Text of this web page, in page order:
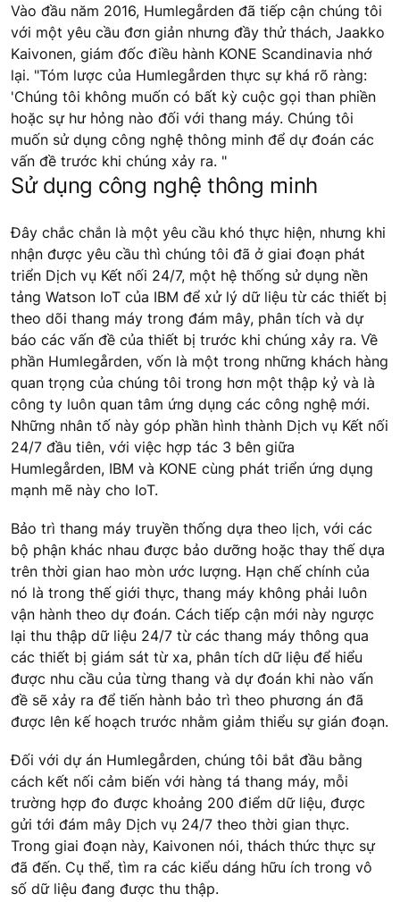
Vào đầu năm 2016, Humlegården đã tiếp cận chúng tôi
với một yêu cầu đơn giản nhưng đầy thử thách, Jaakko
Kaivonen, giám đốc điều hành KONE Scandinavia nhớ
lại. "Tóm lược của Humlegården thực sự khá rõ ràng:
'Chúng tôi không muốn có bất kỳ cuộc gọi than phiền
hoặc sự hư hỏng nào đối với thang máy. Chúng tôi
muốn sử dụng công nghệ thông minh để dự đoán các
vấn đề trước khi chúng xảy ra. "
Sử dụng công nghệ thông minh
Đây chắc chắn là một yêu cầu khó thực hiện, nhưng khi
nhận được yêu cầu thì chúng tôi đã ở giai đoạn phát
triển Dịch vụ Kết nối 24/7, một hệ thống sử dụng nền
tảng Watson IoT của IBM để xử lý dữ liệu từ các thiết bị
theo dõi thang máy trong đám mây, phân tích và dự
báo các vấn đề của thiết bị trước khi chúng xảy ra. Về
phần Humlegården, vốn là một trong những khách hàng
quan trọng của chúng tôi trong hơn một thập kỷ và là
công ty luôn quan tâm ứng dụng các công nghệ mới.
Những nhân tố này góp phần hình thành Dịch vụ Kết nối
24/7 đầu tiên, với việc hợp tác 3 bên giữa
Humlegården, IBM và KONE cùng phát triển ứng dụng
mạnh mẽ này cho IoT.
Bảo trì thang máy truyền thống dựa theo lịch, với các
bộ phận khác nhau được bảo dưỡng hoặc thay thế dựa
trên thời gian hao mòn ước lượng. Hạn chế chính của
nó là trong thế giới thực, thang máy không phải luôn
vận hành theo dự đoán. Cách tiếp cận mới này ngược
lại thu thập dữ liệu 24/7 từ các thang máy thông qua
các thiết bị giám sát từ xa, phân tích dữ liệu để hiểu
được nhu cầu của từng thang và dự đoán khi nào vấn
đề sẽ xảy ra để tiến hành bảo trì theo phương án đã
được lên kế hoạch trước nhằm giảm thiểu sự gián đoạn.
Đối với dự án Humlegården, chúng tôi bắt đầu bằng
cách kết nối cảm biến với hàng tá thang máy, mỗi
trường hợp đo được khoảng 200 điểm dữ liệu, được
gửi tới đám mây Dịch vụ 24/7 theo thời gian thực.
Trong giai đoạn này, Kaivonen nói, thách thức thực sự
đã đến. Cụ thể, tìm ra các kiểu dáng hữu ích trong vô
số dữ liệu đang được thu thập.